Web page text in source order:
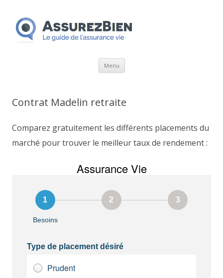
Menu Aller
Contrat Madelin retraite
Comparez gratuitement les différents placements du
marché pour trouver le meilleur taux de rendement :